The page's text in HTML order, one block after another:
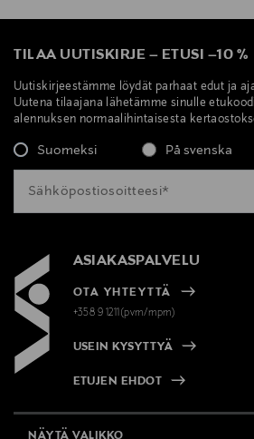
Digitaalinen osoite
csfinland@fi.estee.com
Avainsanat
tuoksukynttilä, mirha, tonkapapu,
huonetuoksu
TILAA UUTISKIRJE – ETUSI –10 %
Uutiskirjeestämme löydät parhaat edut ja
Uutena tilaajana lähetämme sinulle
alennuksen normaalihintaisesta
Suomeksi På svenska
ASIAKASPALVELU
OTA YHTEYTTÄ
+358 9 1211(pvm/mpm)
USEIN KYSYTTYÄ
ETUJEN EHDOT
NÄYTÄ VALIKKO